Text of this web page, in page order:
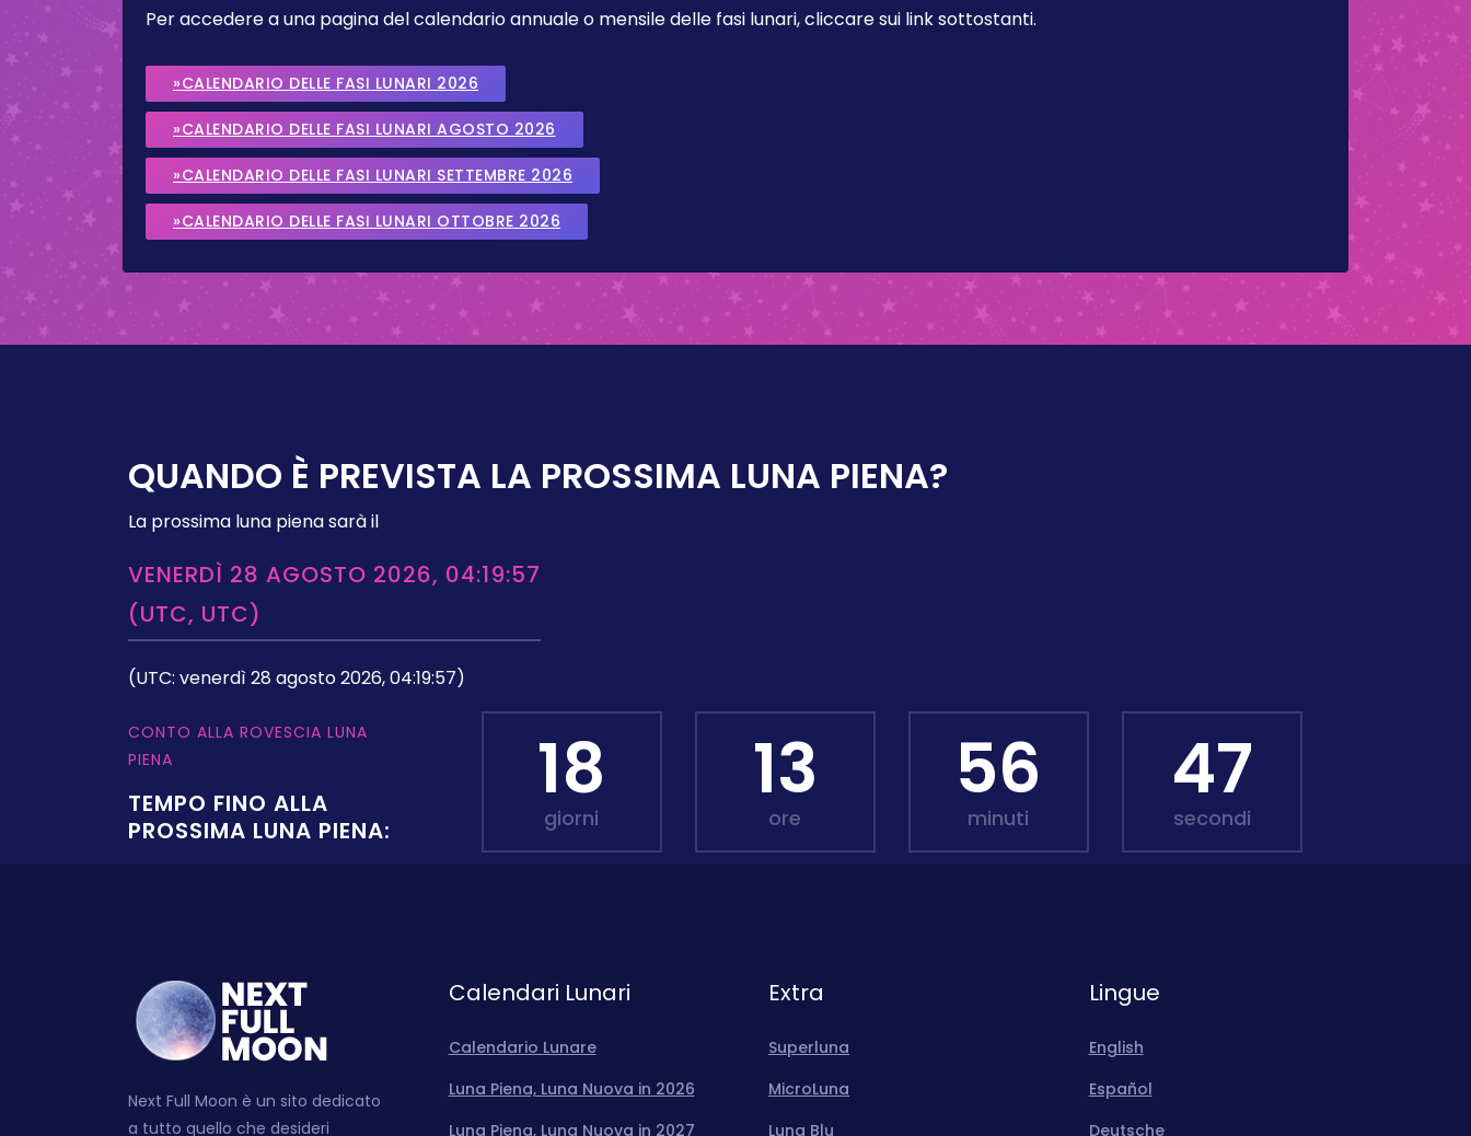
Per accedere a una pagina del calendario annuale o mensile delle fasi lunari, cliccare sui link sottostanti.
»CALENDARIO DELLE FASI LUNARI 2026
»CALENDARIO DELLE FASI LUNARI AGOSTO 2026
»CALENDARIO DELLE FASI LUNARI SETTEMBRE 2026
»CALENDARIO DELLE FASI LUNARI OTTOBRE 2026
QUANDO È PREVISTA LA PROSSIMA LUNA PIENA?
La prossima luna piena sarà il
VENERDÌ 28 AGOSTO 2026, 04:19:57
(UTC, UTC)
(UTC: venerdì 28 agosto 2026, 04:19:57)
CONTO ALLA ROVESCIA LUNA
PIENA
TEMPO FINO ALLA
PROSSIMA LUNA PIENA:
18
giorni
13
ore
56
minuti
45
secondi
Next Full Moon è un sito dedicato
a tutto quello che desideri
Calendari Lunari
Calendario Lunare
Luna Piena, Luna Nuova in 2026
Luna Piena, Luna Nuova in 2027
Extra
Superluna
MicroLuna
Luna Blu
Lingue
English
Español
Deutsche